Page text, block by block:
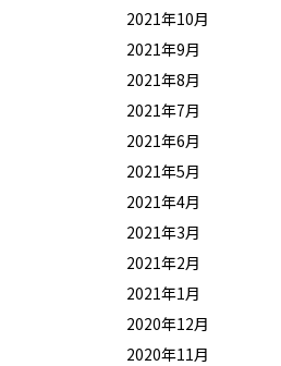
2021年10月
2021年9月
2021年8月
2021年7月
2021年6月
2021年5月
2021年4月
2021年3月
2021年2月
2021年1月
2020年12月
2020年11月